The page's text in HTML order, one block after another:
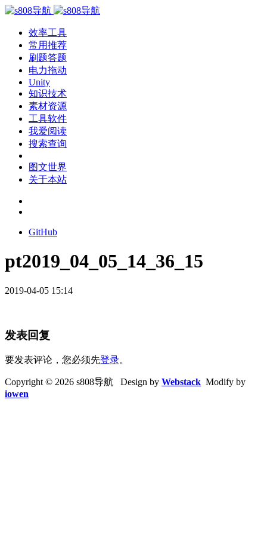
效率工具
常用推荐
刷题答题
电力拖动
Unity
知识技术
素材资源
工具软件
我爱阅读
搜索查询
图文世界
关于本站
GitHub
pt2019_04_05_14_36_15
2019-04-05 15:14
发表回复
要发表评论，您必须先登录。
Copyright © 2026 s808导航 Design by Webstack Modify by
iowen